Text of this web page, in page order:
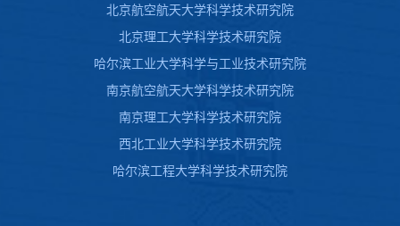
北京航空航天大学科学技术研究院
北京理工大学科学技术研究院
哈尔滨工业大学科学与工业技术研究院
南京航空航天大学科学技术研究院
南京理工大学科学技术研究院
西北工业大学科学技术研究院
哈尔滨工程大学科学技术研究院